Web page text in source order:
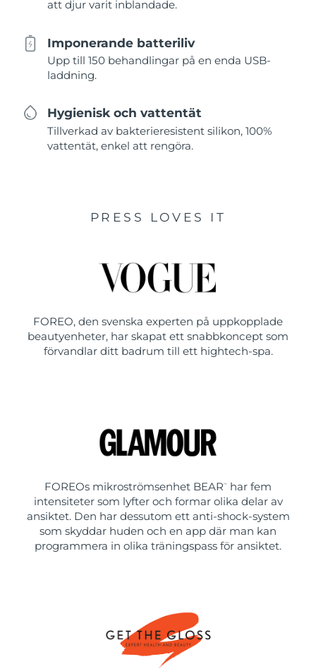
att djur varit inblandade.
Imponerande batteriliv
Upp till 150 behandlingar på en enda USB-
laddning.
Hygienisk och vattentät
Tillverkad av bakterieresistent silikon, 100%
vattentät, enkel att rengöra.
PRESS LOVES IT
FOREO, den svenska experten på uppkopplade
beautyenheter, har skapat ett snabbkoncept som
förvandlar ditt badrum till ett hightech-spa.
FOREOs mikroströmsenhet BEAR ™
har fem
intensiteter som lyfter och formar olika delar av
ansiktet. Den har dessutom ett anti-shock-system
som skyddar huden och en app där man kan
programmera in olika träningspass för ansiktet.